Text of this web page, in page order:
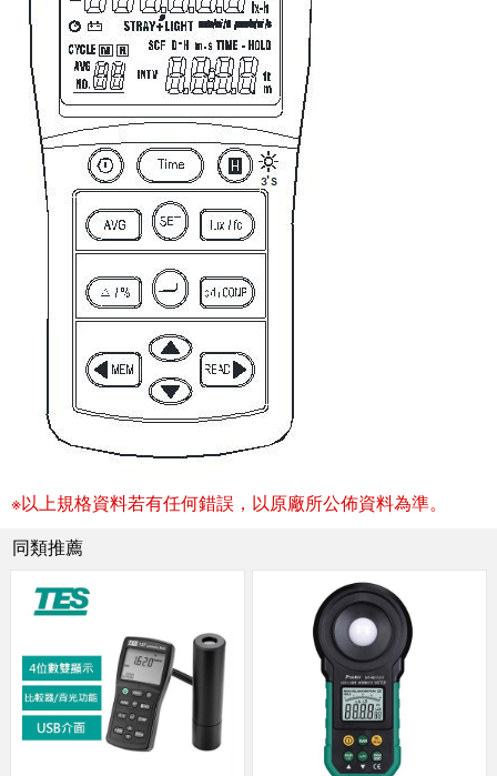
※以上規格資料若有任何錯誤，以原廠所公佈資料為準。
同類推薦